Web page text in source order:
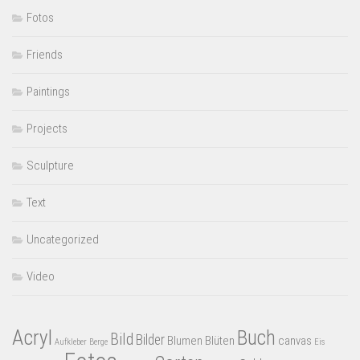
Fotos
Friends
Paintings
Projects
Sculpture
Text
Uncategorized
Video
Acryl Aufkleber Berge Bild Bilder Blumen Blüten Buch canvas Eis